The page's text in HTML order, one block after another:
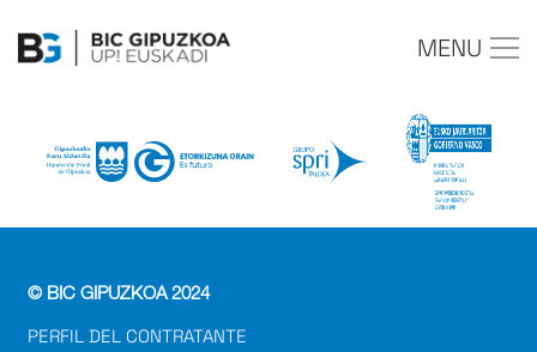
MENU
© BIC GIPUZKOA 2024
PERFIL DEL CONTRATANTE